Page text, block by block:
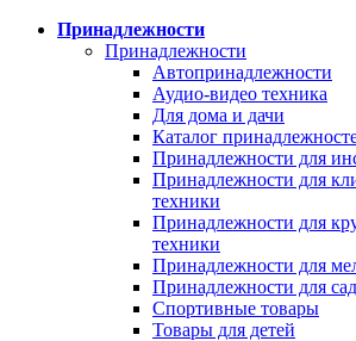
Принадлежности
Принадлежности
Автопринадлежности
Аудио-видео техника
Для дома и дачи
Каталог
Принадлежности для
Принадлежности для
техники
Принадлежности для
техники
Принадлежности для
Принадлежности для
Спортивные товары
Товары для детей